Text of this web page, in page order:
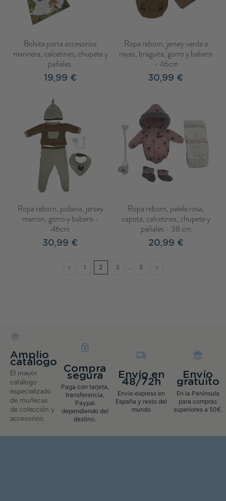
Bolsita porta accesorios
marinera, calcetines, chupete y
pañales.
19,99 €
Ropa reborn, jersey verde a
rayas, braguita, gorro y babero
- 46cm
30,99 €
Ropa reborn, polaina, jersey
marron, gorro y babero -
46cm
30,99 €
Ropa reborn, pelele rosa,
capota, calcetines, chupete y
pañales - 38 cm
20,99 €
1 2 3 5
Amplio
catalogo
El mayor
catálogo
especializado
de muñecas
de colección y
accesorios.
Compra
segura
Paga con tarjeta,
transferencia,
Paypal
dependiendo del
destino.
Envío en
48/72h
Envio express en
España y resto del
mundo
Envío
gratuito
En la Península
para compras
superiores a 50€.